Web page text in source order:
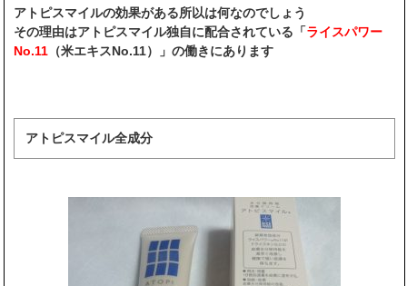
アトピスマイルの効果がある所以は何なのでしょう
その理由はアトピスマイル独自に配合されている「ライスパワー
No.11 （米エキスNo.11）」の働きにあります
アトピスマイル全成分